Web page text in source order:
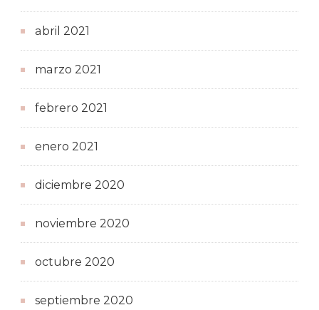
abril 2021
marzo 2021
febrero 2021
enero 2021
diciembre 2020
noviembre 2020
octubre 2020
septiembre 2020